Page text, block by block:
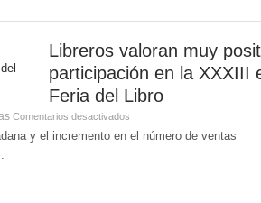
Libreros valoran muy
participación en la XXXIII
Feria del Libro
Comentarios desactivados
y el incremento en el número de